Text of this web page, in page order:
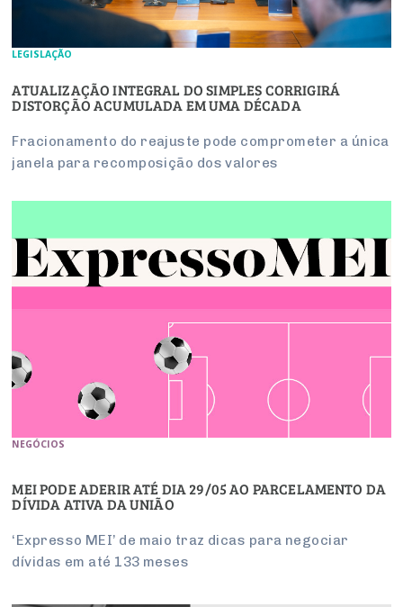
LEGISLAÇÃO
ATUALIZAÇÃO INTEGRAL DO SIMPLES CORRIGIRÁ
DISTORÇÃO ACUMULADA EM UMA DÉCADA
Fracionamento do reajuste pode comprometer a única
janela para recomposição dos valores
NEGÓCIOS
MEI PODE ADERIR ATÉ DIA 29/05 AO PARCELAMENTO DA
DÍVIDA ATIVA DA UNIÃO
‘Expresso MEI’ de maio traz dicas para negociar
dívidas em até 133 meses